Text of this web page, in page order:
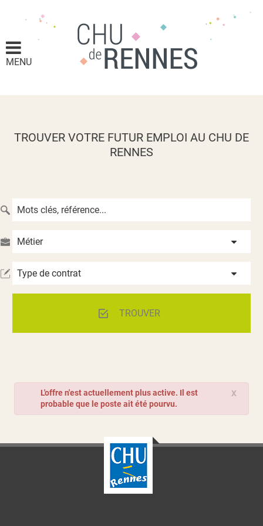
MENU
TROUVER VOTRE FUTUR EMPLOI AU CHU DE
RENNES
Métier
Type de contrat
TROUVER
X
L'offre n'est actuellement plus active. Il est
probable que le poste ait été pourvu.